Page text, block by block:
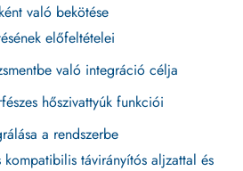
való bekötése
előfeltételei
való integráció célja
hőszivattyúk funkciói
a rendszerbe
kompatibilis távirányítós aljzattal és